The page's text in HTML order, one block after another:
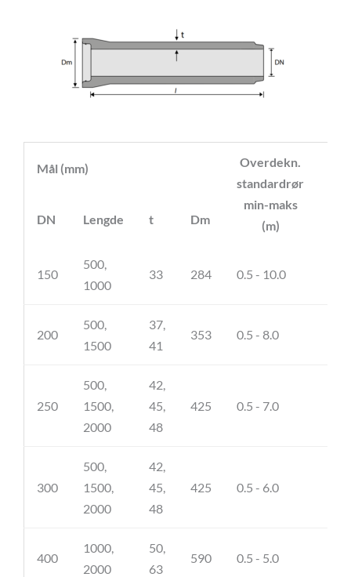
Mål (mm)
Overdekn.
standardrør
min-maks
(m)
DN Lengde t Dm
150
500,
1000
33 284 0.5 - 10.0
200
500,
1500
37,
41
353 0.5 - 8.0
250
500,
1500,
2000
42,
45,
48
425 0.5 - 7.0
300
500,
1500,
2000
42,
45,
48
425 0.5 - 6.0
400
1000,
2000
50,
63
590 0.5 - 5.0